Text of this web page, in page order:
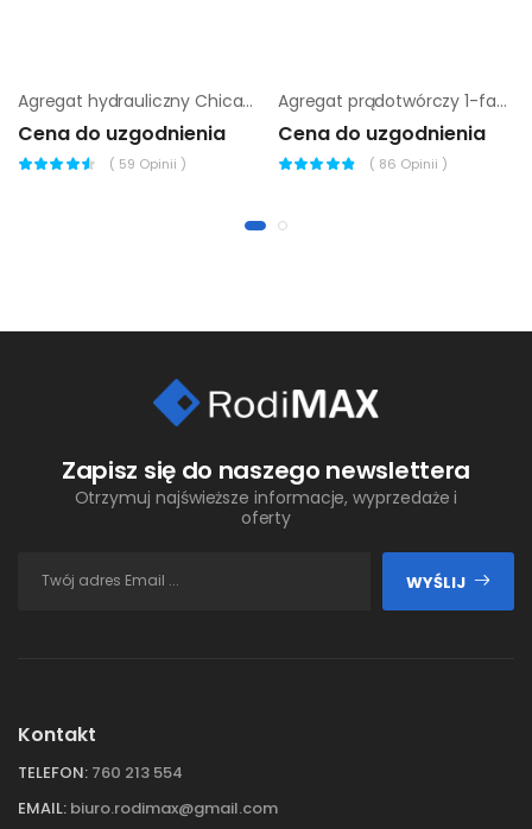
Agregat hydrauliczny Chicago Pneumatic PAC E11
Cena do uzgodnienia
( 59 Opinii )
Agregat prądotwórczy 1-fazowy Chicago Pneumatic cppg 5p STD
Cena do uzgodnienia
( 86 Opinii )
Zapisz się do naszego newslettera
Otrzymuj najświeższe informacje, wyprzedaże i
oferty
WYŚLIJ
Kontakt
TELEFON: 760 213 554
EMAIL: biuro.rodimax@gmail.com